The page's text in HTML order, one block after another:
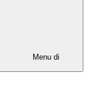
Menu di